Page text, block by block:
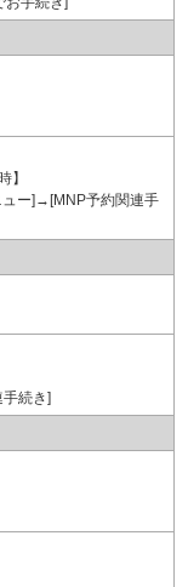
】
ー]→[MNP予約関連手
続き]